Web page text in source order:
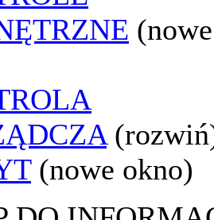
(nowe
(nowe okno)